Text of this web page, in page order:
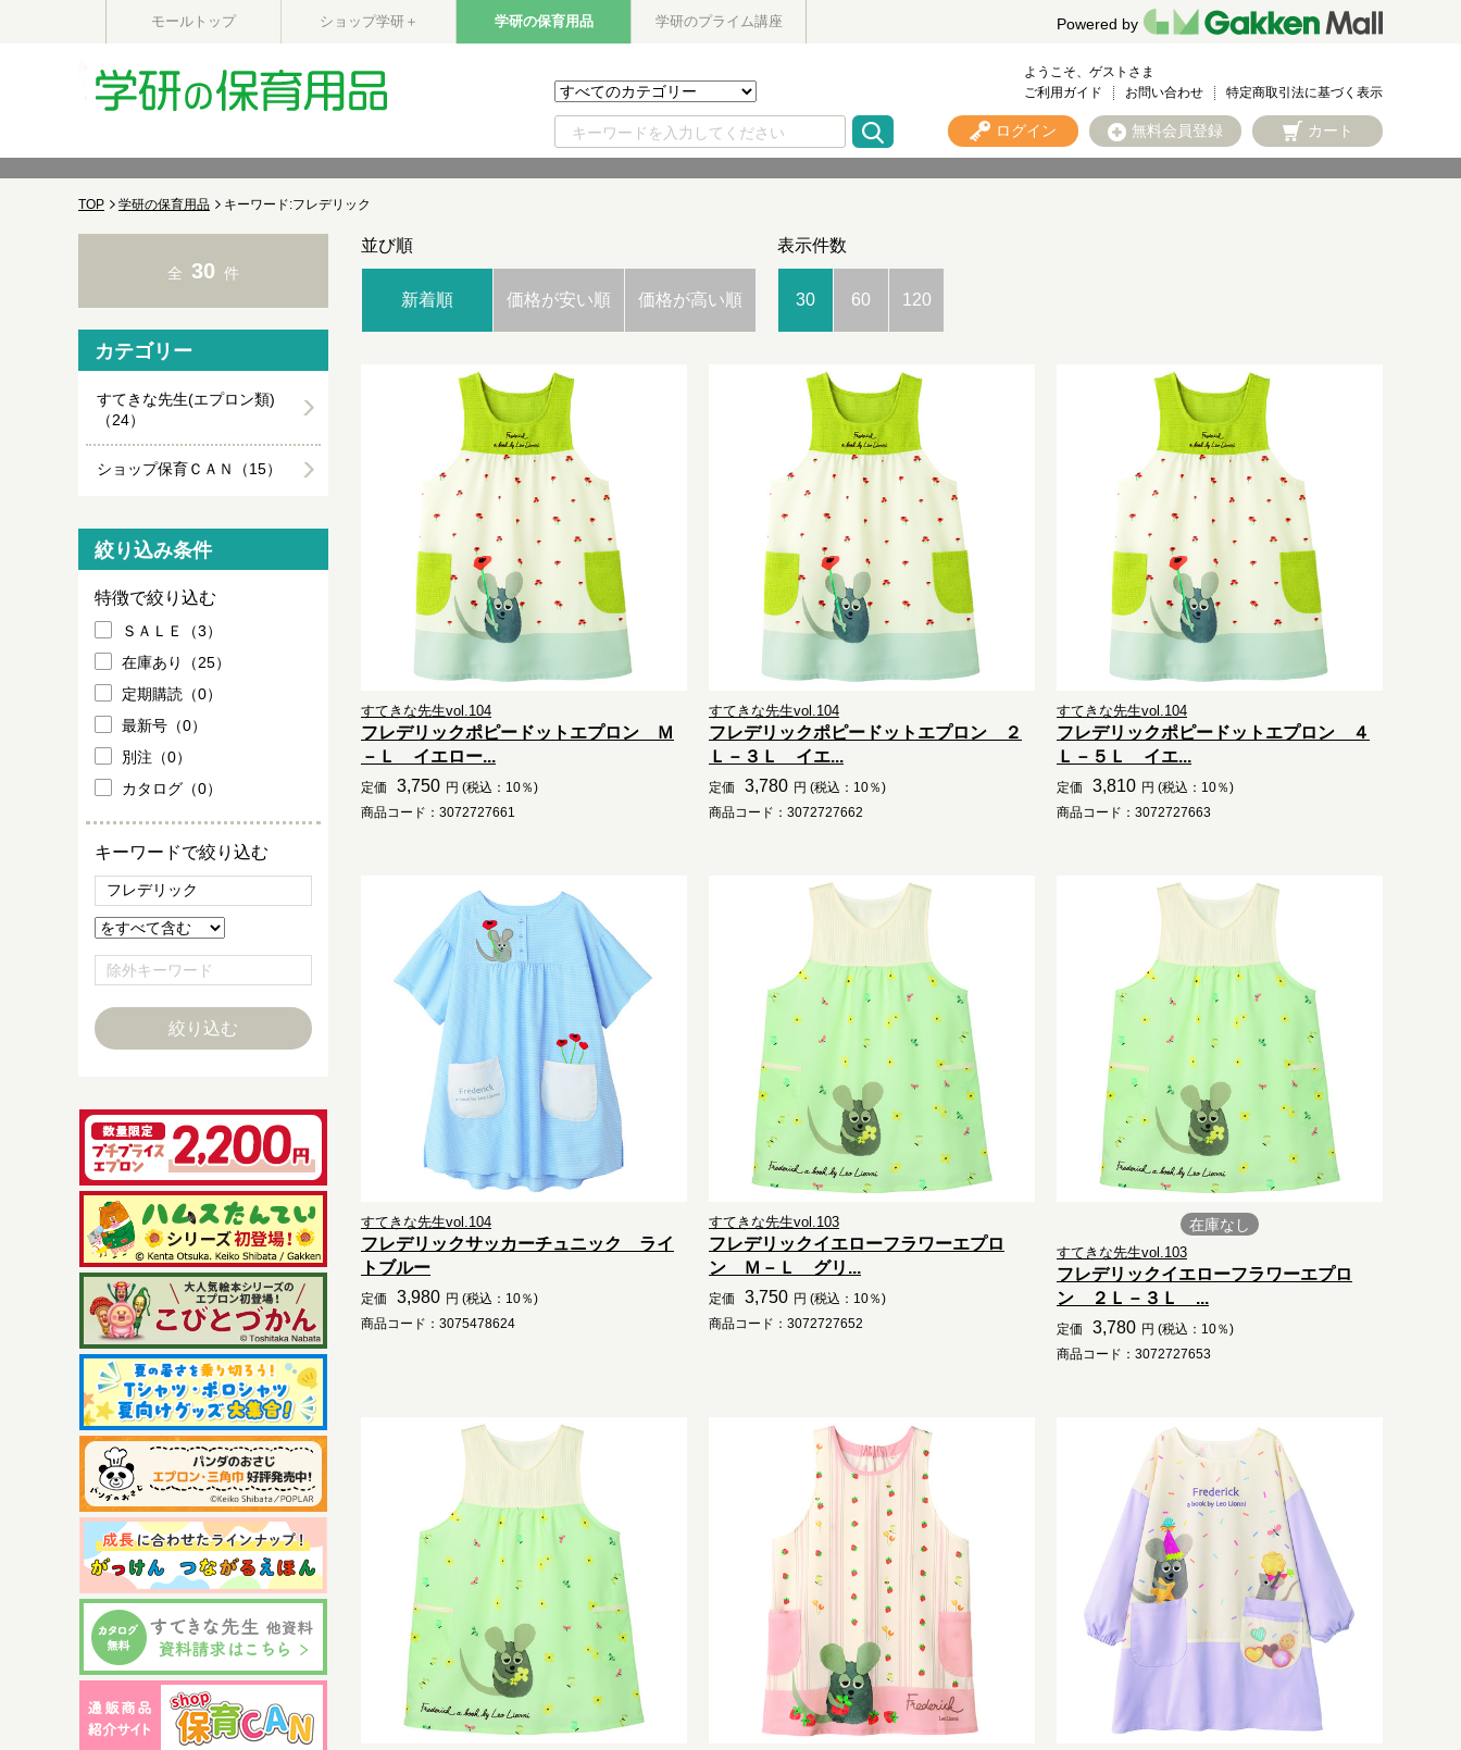
モールトップ ショップ学研＋ 学研の保育用品 学研のプライム講座 Powered by
ようこそ、ゲストさま
ご利用ガイド
お問い合わせ 特定商取引法に基づく表示
ログイン 無料会員登録 カート
TOP 学研の保育用品 キーワード:フレデリック
並び順
新着順 価格が安い順 価格が高い順
表示件数
30 60 120
すてきな先生vol.104
フレデリックポピードットエプロン Ｍ
－Ｌ イエロー...
定価 3,750 円 (税込：10％)
商品コード：3072727661
すてきな先生vol.104
フレデリックポピードットエプロン ２
Ｌ－３Ｌ イエ...
定価 3,780 円 (税込：10％)
商品コード：3072727662
すてきな先生vol.104
フレデリックポピードットエプロン ４
Ｌ－５Ｌ イエ...
定価 3,810 円 (税込：10％)
商品コード：3072727663
すてきな先生vol.104
フレデリックサッカーチュニック ライ
トブルー
定価 3,980 円 (税込：10％)
商品コード：3075478624
すてきな先生vol.103
フレデリックイエローフラワーエプロ
ン Ｍ－Ｌ グリ...
定価 3,750 円 (税込：10％)
商品コード：3072727652
在庫なし
すてきな先生vol.103
フレデリックイエローフラワーエプロ
ン ２Ｌ－３Ｌ ...
定価 3,780 円 (税込：10％)
商品コード：3072727653
全 30 件
カテゴリー
すてきな先生(エプロン類)
（24）
ショップ保育ＣＡＮ（15）
絞り込み条件
特徴で絞り込む
ＳＡＬＥ（3）
在庫あり（25）
定期購読（0）
最新号（0）
別注（0）
カタログ（0）
キーワードで絞り込む